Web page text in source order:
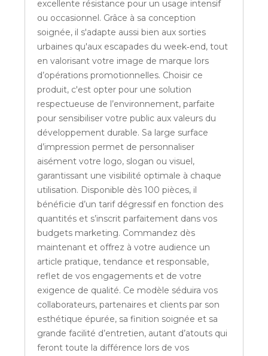
excellente résistance pour un usage intensif
ou occasionnel. Grâce à sa conception
soignée, il s'adapte aussi bien aux sorties
urbaines qu'aux escapades du week‑end, tout
en valorisant votre image de marque lors
d’opérations promotionnelles. Choisir ce
produit, c'est opter pour une solution
respectueuse de l’environnement, parfaite
pour sensibiliser votre public aux valeurs du
développement durable. Sa large surface
d’impression permet de personnaliser
aisément votre logo, slogan ou visuel,
garantissant une visibilité optimale à chaque
utilisation. Disponible dès 100 pièces, il
bénéficie d’un tarif dégressif en fonction des
quantités et s’inscrit parfaitement dans vos
budgets marketing. Commandez dès
maintenant et offrez à votre audience un
article pratique, tendance et responsable,
reflet de vos engagements et de votre
exigence de qualité. Ce modèle séduira vos
collaborateurs, partenaires et clients par son
esthétique épurée, sa finition soignée et sa
grande facilité d’entretien, autant d’atouts qui
feront toute la différence lors de vos